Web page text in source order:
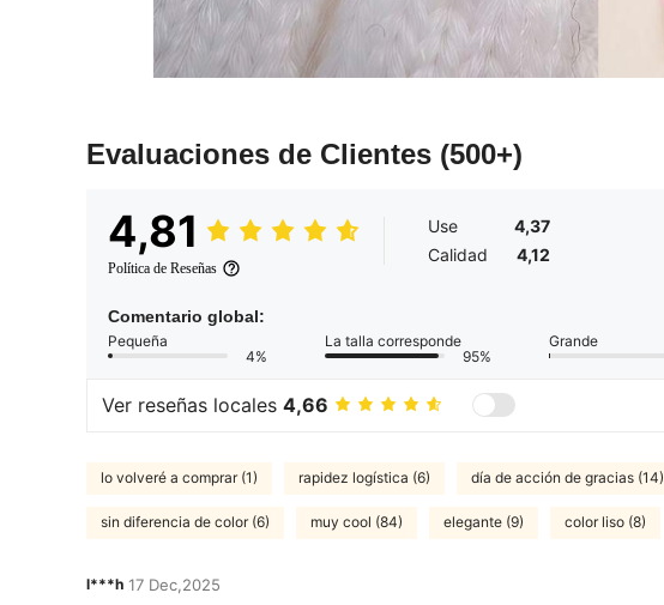
Evaluaciones de Clientes (500+)
4,81
Política de Reseñas
Use
4,37
Calidad
4,12
Comentario global:
Pequeña
4%
La talla corresponde
95%
Grande
Ver reseñas locales 4,66
lo volveré a comprar (1) rapidez logística (6) día de acción de gracias (14)
sin diferencia de color (6) muy cool (84) elegante (9) color liso (8)
l***h 17 Dec,2025